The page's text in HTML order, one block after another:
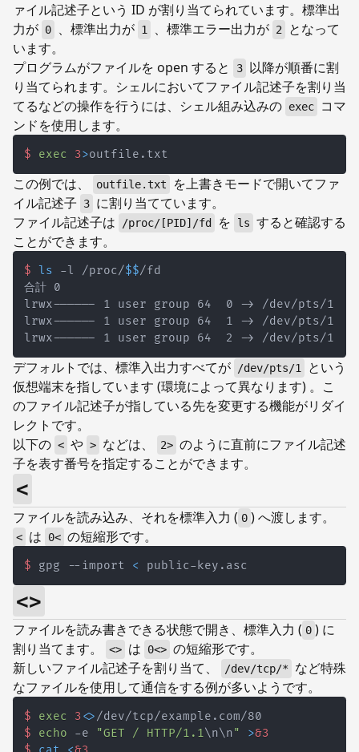
ァイル記述子という ID が割り当てられています。標準出
力が 0 、標準出力が 1 、標準エラー出力が 2
となって
います。
プログラムがファイルを open すると
3 以降が順番に割
り当てられます。シェルにおいてファイル記述子を割り当
てるなどの操作を行うには、シェル組み込みの exec
コマ
ンドを使用します。
$ exec 3>outfile.txt
この例では、 outfile.txt
を上書きモードで開いてファ
イル記述子
3 に割り当てています。
ファイル記述子は
/proc/[PID]/fd を ls すると確認する
ことができます。
$ ls -l /proc/$$/fd
デフォルトでは、標準入出力すべてが /dev/pts/1
という
仮想端末を指しています (環境によって異なります) 。こ
のファイル記述子が指している先を変更する機能がリダイ
レクトです。
以下の < や > などは、 2> のように直前にファイル記述
子を表す番号を指定することができます。
<
ファイルを読み込み、それを標準入力 ( 0 ) へ渡します。
< は 0< の短縮形です。
$ gpg --import < public-key.asc
<>
ファイルを読み書きできる状態で開き、標準入力 ( 0 ) に
割り当てます。
<> は 0<> の短縮形です。
新しいファイル記述子を割り当て、
/dev/tcp/*
など特殊
なファイルを使用して通信をする例が多いようです。
$ exec 3<>/dev/tcp/example.com/80
$
echo -e "GET / HTTP/1.1\n\n" >&3